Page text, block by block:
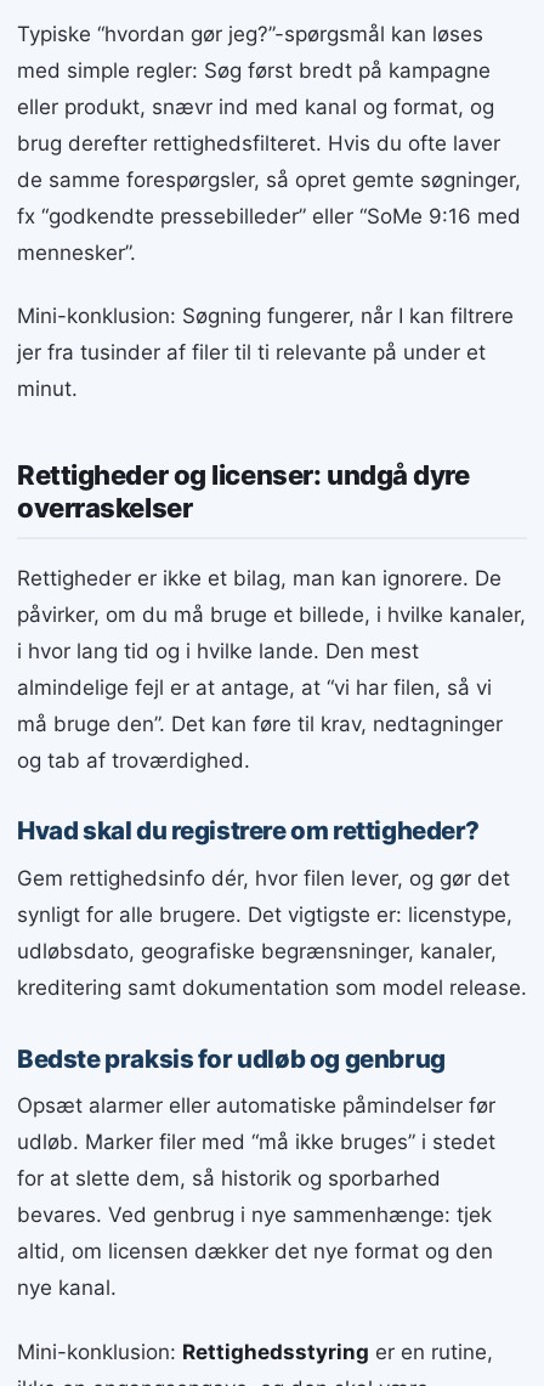
Typiske “hvordan gør jeg?”-spørgsmål kan løses
med simple regler: Søg først bredt på kampagne
eller produkt, snævr ind med kanal og format, og
brug derefter rettighedsfilteret. Hvis du ofte laver
de samme forespørgsler, så opret gemte søgninger,
fx “godkendte pressebilleder” eller “SoMe 9:16 med
mennesker”.
Mini-konklusion: Søgning fungerer, når I kan filtrere
jer fra tusinder af filer til ti relevante på under et
minut.
Rettigheder og licenser: undgå dyre
overraskelser
Rettigheder er ikke et bilag, man kan ignorere. De
påvirker, om du må bruge et billede, i hvilke kanaler,
i hvor lang tid og i hvilke lande. Den mest
almindelige fejl er at antage, at “vi har filen, så vi
må bruge den”. Det kan føre til krav, nedtagninger
og tab af troværdighed.
Hvad skal du registrere om rettigheder?
Gem rettighedsinfo dér, hvor filen lever, og gør det
synligt for alle brugere. Det vigtigste er: licenstype,
udløbsdato, geografiske begrænsninger, kanaler,
kreditering samt dokumentation som model release.
Bedste praksis for udløb og genbrug
Opsæt alarmer eller automatiske påmindelser før
udløb. Marker filer med “må ikke bruges” i stedet
for at slette dem, så historik og sporbarhed
bevares. Ved genbrug i nye sammenhænge: tjek
altid, om licensen dækker det nye format og den
nye kanal.
Mini-konklusion: Rettighedsstyring er en rutine,